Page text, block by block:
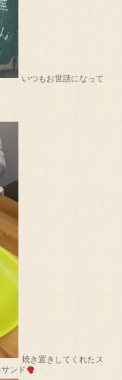
いつもお世話になって
焼き置きしてくれたス
ンド